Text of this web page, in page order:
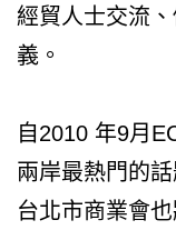
經貿人士交流
義。
自2010 年9月
兩岸最熱門的
台北市商業會